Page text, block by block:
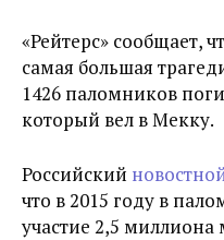
«Рейтерс» сообщает,
самая большая
1426 паломников
который вел в Мекку.
Российский
что в 2015 году в
участие 2,5 миллиона